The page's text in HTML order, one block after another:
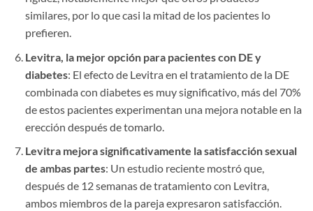
similares, por lo que casi la mitad de los pacientes lo
prefieren.
Levitra, la mejor opción para pacientes con DE y
diabetes: El efecto de Levitra en el tratamiento de la DE
combinada con diabetes es muy significativo, más del 70%
de estos pacientes experimentan una mejora notable en la
erección después de tomarlo.
Levitra mejora significativamente la satisfacción sexual
de ambas partes: Un estudio reciente mostró que,
después de 12 semanas de tratamiento con Levitra,
ambos miembros de la pareja expresaron satisfacción.